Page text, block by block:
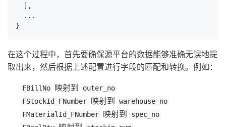
  ],
  ...
}
在这个过程中，首先要确保源平台的数据能够准确无误地提
取出来，然后根据上述配置进行字段的匹配和转换。例如：
FBillNo 映射到
outer_no
FStockId_FNumber 映射到 warehouse_no
FMaterialId_FNumber 映射到
spec_no